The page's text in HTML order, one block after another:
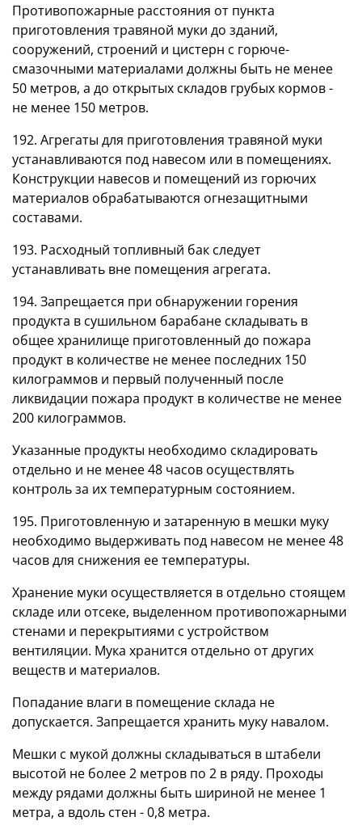
Противопожарные расстояния от пункта
приготовления травяной муки до зданий,
сооружений, строений и цистерн с горюче-
смазочными материалами должны быть не менее
50 метров, а до открытых складов грубых кормов -
не менее 150 метров.
192. Агрегаты для приготовления травяной муки
устанавливаются под навесом или в помещениях.
Конструкции навесов и помещений из горючих
материалов обрабатываются огнезащитными
составами.
193. Расходный топливный бак следует
устанавливать вне помещения агрегата.
194. Запрещается при обнаружении горения
продукта в сушильном барабане складывать в
общее хранилище приготовленный до пожара
продукт в количестве не менее последних 150
килограммов и первый полученный после
ликвидации пожара продукт в количестве не менее
200 килограммов.
Указанные продукты необходимо складировать
отдельно и не менее 48 часов осуществлять
контроль за их температурным состоянием.
195. Приготовленную и затаренную в мешки муку
необходимо выдерживать под навесом не менее 48
часов для снижения ее температуры.
Хранение муки осуществляется в отдельно стоящем
складе или отсеке, выделенном противопожарными
стенами и перекрытиями с устройством
вентиляции. Мука хранится отдельно от других
веществ и материалов.
Попадание влаги в помещение склада не
допускается. Запрещается хранить муку навалом.
Мешки с мукой должны складываться в штабели
высотой не более 2 метров по 2 в ряду. Проходы
между рядами должны быть шириной не менее 1
метра, а вдоль стен - 0,8 метра.